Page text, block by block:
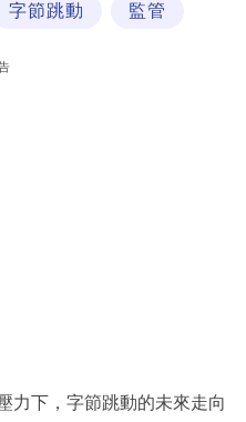
字節跳動 監管
力下，字節跳動的未來走向